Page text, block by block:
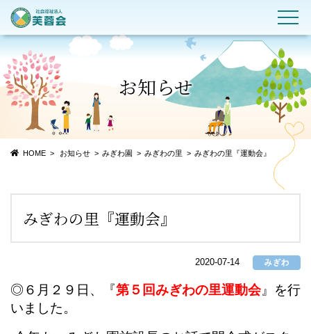
お知らせ
HOME お知らせ みぎわ園 みぎわの里 みぎわの里『運動会』
みぎわの里『運動会』
2020-07-14
◎６月２９日、『第５回みぎわの里運動会』を行
いました。